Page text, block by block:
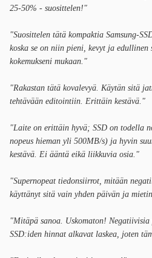
25-50% - suosittelen!"
"Suosittelen tätä kompaktia Samsung-
koska se on niin pieni, kevyt ja edullinen
kokemukseni mukaan."
"Rakastan tätä kovalevyä. Käytän sitä
tehtävään editointiin. Erittäin kestävä."
"Laite on erittäin hyvä; SSD on todella
nopeus hieman yli 500MB/s) ja hyvin
kestävä. Ei ääntä eikä liikkuvia osia."
"Supernopeat tiedonsiirrot, mitään
käyttänyt sitä vain yhden päivän ja
"Mitäpä sanoa. Uskomaton!
SSD:iden hinnat alkavat laskea, joten